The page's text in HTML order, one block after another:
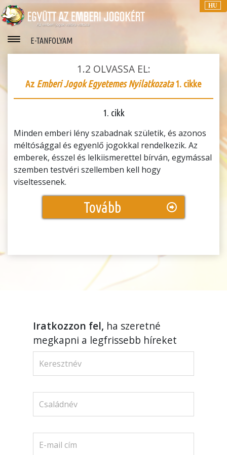
HU
E-TANFOLYAM
1.2 OLVASSA EL:
Az Emberi Jogok Egyetemes Nyilatkozata1. cikke
1. cikk
Minden emberi lény szabadnak születik, és azonos
méltósággal és egyenlő jogokkal rendelkezik. Az
emberek, ésszel és lelkiismerettel bírván, egymással
szemben testvéri szellemben kell hogy
viseltessenek.
Tovább
Iratkozzon fel, ha szeretné
megkapni a legfrissebb híreket